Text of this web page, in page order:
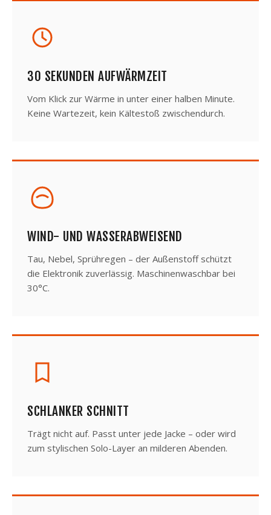
30 SEKUNDEN AUFWÄRMZEIT
Vom Klick zur Wärme in unter einer halben Minute.
Keine Wartezeit, kein Kältestoß zwischendurch.
WIND- UND WASSERABWEISEND
Tau, Nebel, Sprühregen – der Außenstoff schützt
die Elektronik zuverlässig. Maschinenwaschbar bei
30°C.
SCHLANKER SCHNITT
Trägt nicht auf. Passt unter jede Jacke – oder wird
zum stylischen Solo-Layer an milderen Abenden.